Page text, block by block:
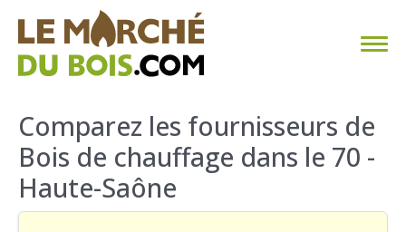
CHAUFFAGE AU BOIS
FAQ
CALCULER SA CONSOMMATION
Comparez les fournisseurs de
Bois de chauffage dans le 70 -
Haute-Saône